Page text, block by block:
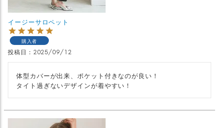
イージーサロペット
購入者
投稿日 2025/09/12
体型カバーが出来、ポケット付きなのが良い！
タイト過ぎないデザインが着やすい！